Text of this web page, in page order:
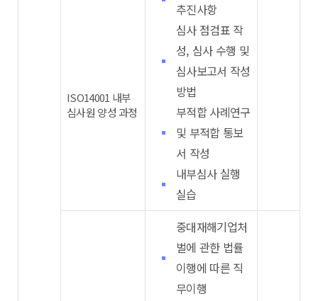
추진사항
심사 점검표 작
성, 심사 수행 및
심사보고서 작성
방법
부적합 사례연구
및 부적합 통보
서 작성
내부심사 실행
실습
ISO14001 내부
심사원 양성 과정
중대재해기업처
벌에 관한 법률
이행에 따른 직
무이행